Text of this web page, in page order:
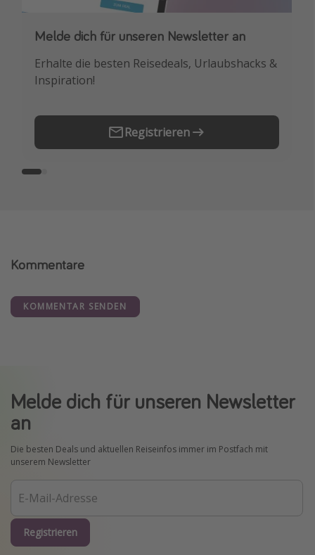
Melde dich für unseren Newsletter an
Erhalte die besten Reisedeals, Urlaubshacks &
Inspiration!
Registrieren
Downloade unsere App
Buche die besten Reiseschnäppchen als
Erstes.
Kommentare
KOMMENTAR SENDEN
Melde dich für unseren Newsletter
an
Die besten Deals und aktuellen Reiseinfos immer im Postfach mit
unserem Newsletter
Registrieren